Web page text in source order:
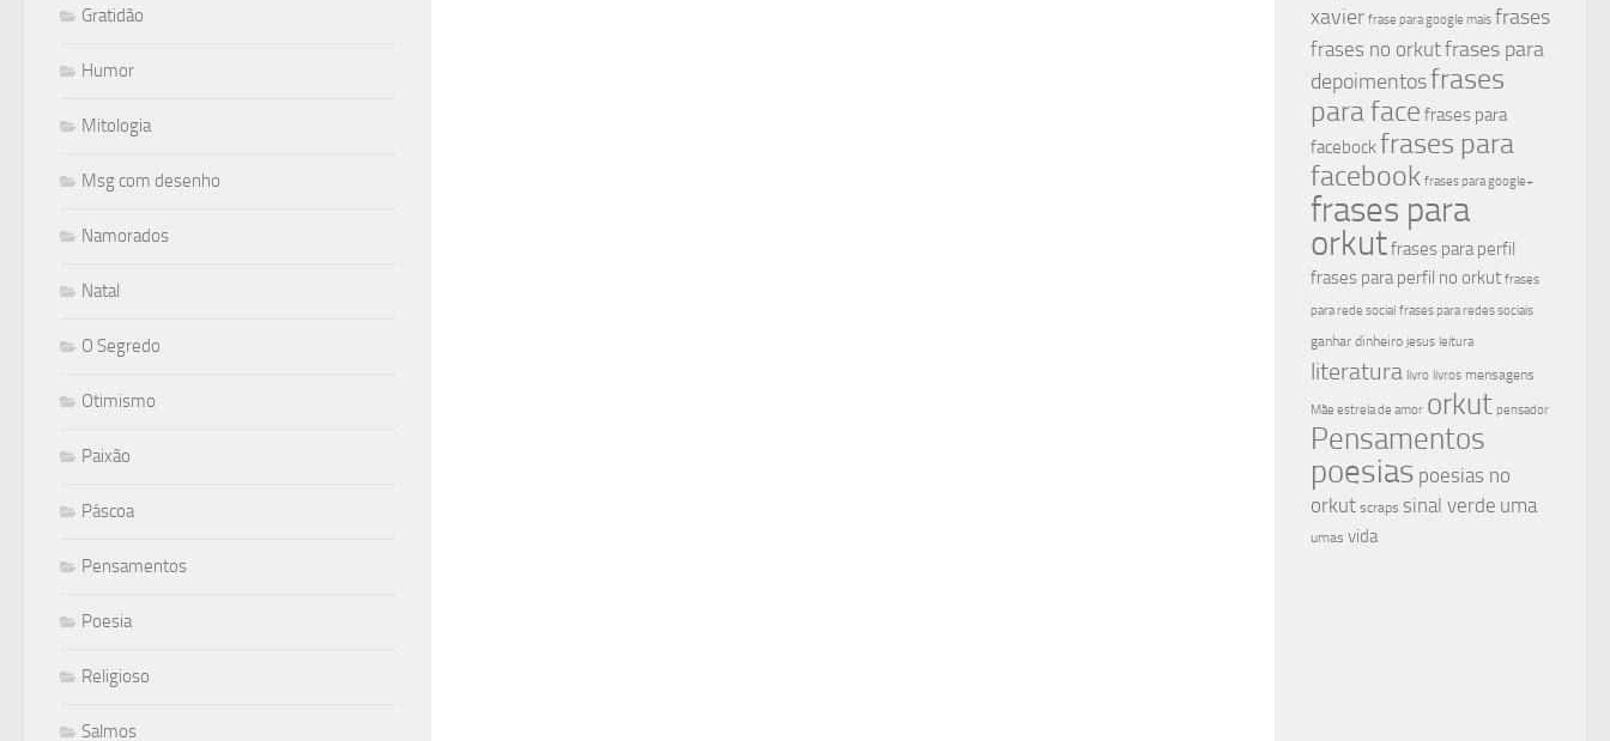
Gratidão
Humor
Mitologia
Msg com desenho
Namorados
Natal
O Segredo
Otimismo
Paixão
Páscoa
Pensamentos
Poesia
Religioso
Salmos
xavier frase para google mais frases
frases no orkutfrases para
depoimentosfrases
para face frases para
facebockfrases para
facebook frases para google+
frases para
orkutfrases para perfil
frases para perfil no orkut frases
para rede social frases para redes sociais
ganhar dinheiro jesus leitura
literatura livro livros mensagens
Mãe estrela de amor orkut pensador
Pensamentos
poesias poesias no
orkut scraps sinal verde uma
umas vida